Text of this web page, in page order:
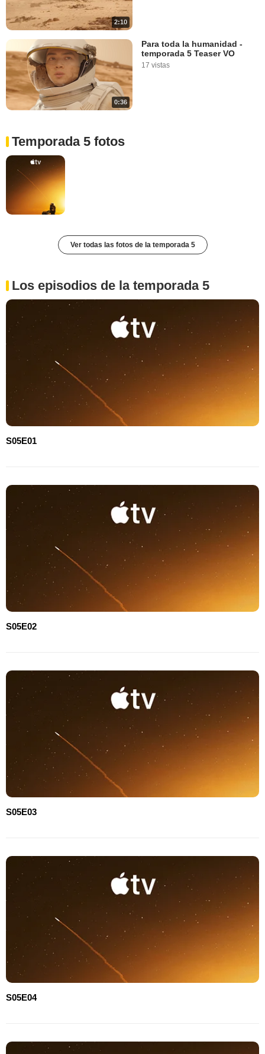
2:10
0:36
Para toda la humanidad -
temporada 5 Teaser VO
17 vistas
Temporada 5 fotos
Ver todas las fotos de la temporada 5
Los episodios de la temporada 5
S05E01
S05E02
S05E03
S05E04